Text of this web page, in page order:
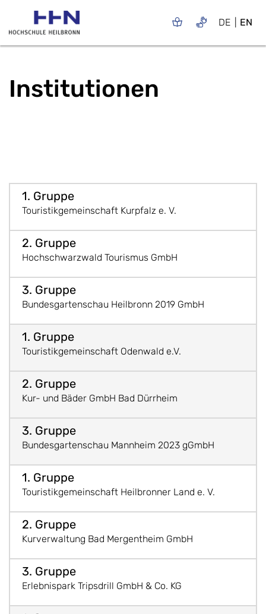
DE EN
Institutionen
Touristikgemeinschaft Kurpfalz e. V.
Hochschwarzwald Tourismus GmbH
Bundesgartenschau Heilbronn 2019 GmbH
Touristikgemeinschaft Odenwald e.V.
Kur- und Bäder GmbH Bad Dürrheim
Bundesgartenschau Mannheim 2023 gGmbH
Touristikgemeinschaft Heilbronner Land e. V.
Kurverwaltung Bad Mergentheim GmbH
Erlebnispark Tripsdrill GmbH & Co. KG